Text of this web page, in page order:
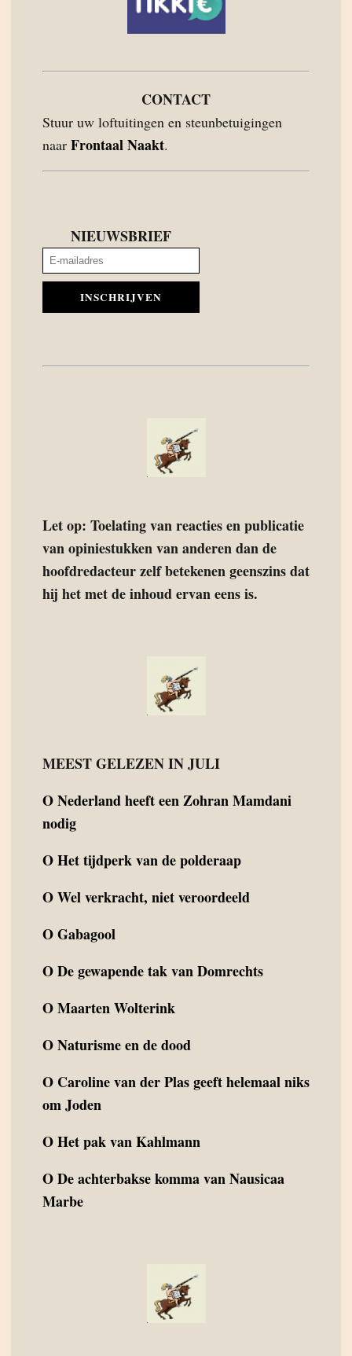
CONTACT
Stuur uw loftuitingen en steunbetuigingen
naar Frontaal Naakt.
NIEUWSBRIEF
INSCHRIJVEN
Let op: Toelating van reacties en publicatie
van opiniestukken van anderen dan de
hoofdredacteur zelf betekenen geenszins dat
hij het met de inhoud ervan eens is.
MEEST GELEZEN IN JULI
ONederland heeft een Zohran Mamdani
nodig
OHet tijdperk van de polderaap
OWel verkracht, niet veroordeeld
OGabagool
ODe gewapende tak van Domrechts
OMaarten Wolterink
ONaturisme en de dood
O Caroline van der Plas geeft helemaal niks
om Joden
OHet pak van Kahlmann
ODe achterbakse komma van Nausicaa
Marbe